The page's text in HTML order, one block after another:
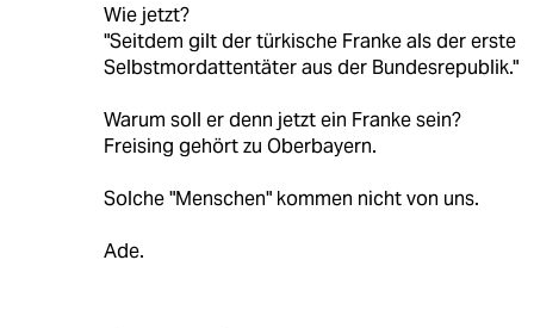
Wie jetzt?
"Seitdem gilt der türkische Franke als der erste
Selbstmordattentäter aus der Bundesrepublik."
Warum soll er denn jetzt ein Franke sein?
Freising gehört zu Oberbayern.
Solche "Menschen" kommen nicht von uns.
Ade.